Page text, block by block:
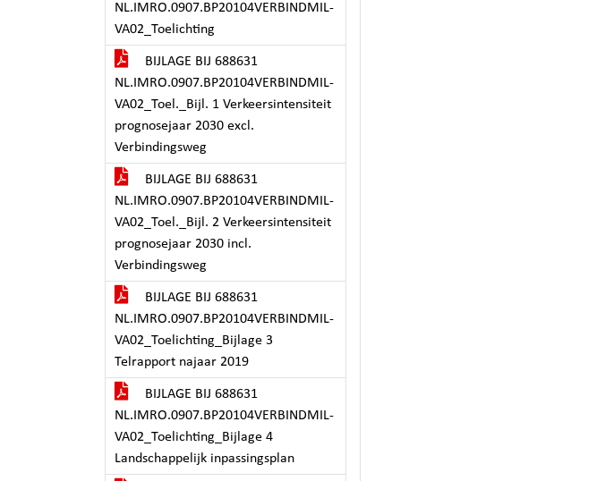
NL.IMRO.0907.BP20104VERBINDMIL-
VA02_Toelichting
BIJLAGE BIJ 688631
NL.IMRO.0907.BP20104VERBINDMIL-
VA02_Toel._Bijl. 1 Verkeersintensiteit
prognosejaar 2030 excl.
Verbindingsweg
BIJLAGE BIJ 688631
NL.IMRO.0907.BP20104VERBINDMIL-
VA02_Toel._Bijl. 2 Verkeersintensiteit
prognosejaar 2030 incl.
Verbindingsweg
BIJLAGE BIJ 688631
NL.IMRO.0907.BP20104VERBINDMIL-
VA02_Toelichting_Bijlage 3
Telrapport najaar 2019
BIJLAGE BIJ 688631
NL.IMRO.0907.BP20104VERBINDMIL-
VA02_Toelichting_Bijlage 4
Landschappelijk inpassingsplan